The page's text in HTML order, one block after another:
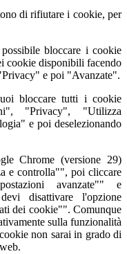
di rifiutare i cookie, per
bloccare i cookie
cookie disponibili facendo
e poi "Avanzate".
bloccare tutti i cookie
"Privacy", "Utilizza
e poi deselezionando
Chrome (versione 29)
e controlla"", poi cliccare
avanzate"" e
disattivare l'opzione
dei cookie"". Comunque
sulla funzionalità
non sarai in grado di